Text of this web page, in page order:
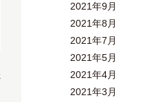
2021年9月
2021年8月
2021年7月
2021年5月
2021年4月
2021年3月